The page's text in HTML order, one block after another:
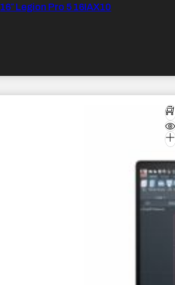
16″ Legion Pro 5 16IAX10